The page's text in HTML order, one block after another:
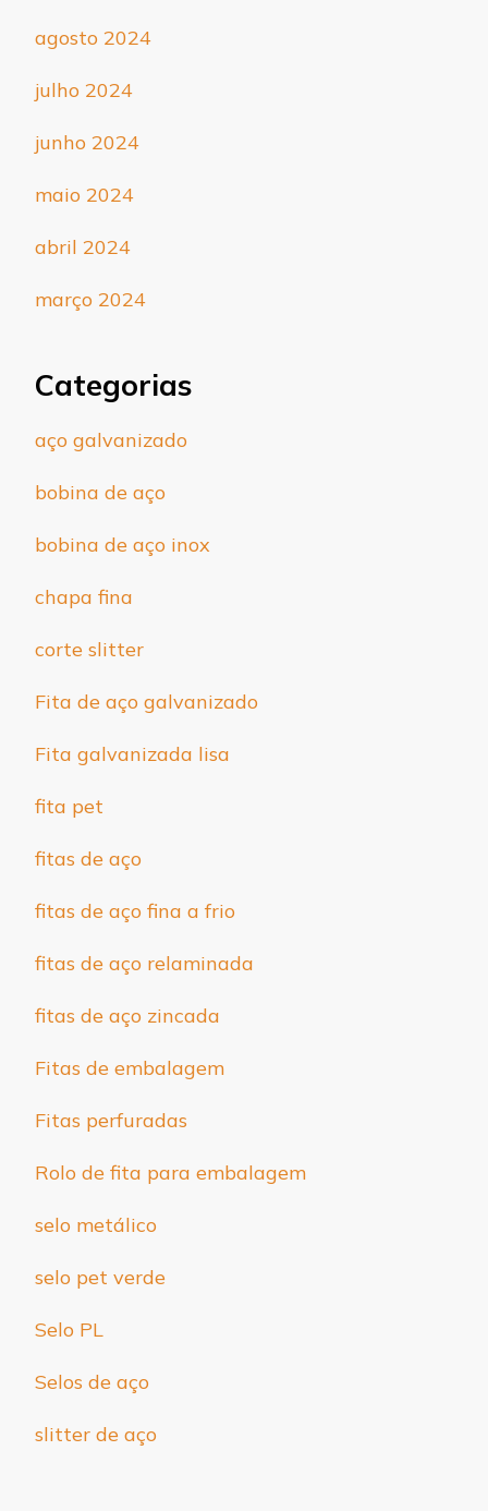
agosto 2024
julho 2024
junho 2024
maio 2024
abril 2024
março 2024
Categorias
aço galvanizado
bobina de aço
bobina de aço inox
chapa fina
corte slitter
Fita de aço galvanizado
Fita galvanizada lisa
fita pet
fitas de aço
fitas de aço fina a frio
fitas de aço relaminada
fitas de aço zincada
Fitas de embalagem
Fitas perfuradas
Rolo de fita para embalagem
selo metálico
selo pet verde
Selo PL
Selos de aço
slitter de aço